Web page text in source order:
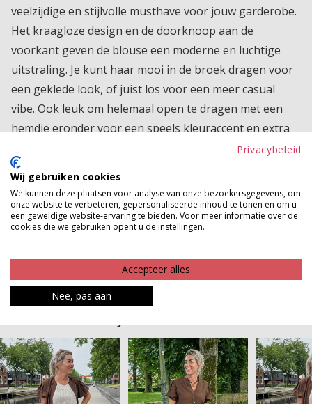
veelzijdige en stijlvolle musthave voor jouw garderobe.
Het kraagloze design en de doorknoop aan de
voorkant geven de blouse een moderne en luchtige
uitstraling. Je kunt haar mooi in de broek dragen voor
een geklede look, of juist los voor een meer casual
vibe. Ook leuk om helemaal open te dragen met een
hemdje eronder voor een speels kleuraccent en extra
stylingmogelijkheden. De korte poffende mouwtjes
zorgen voor een vrouwelijke en trendy touch die de
blouse nét dat beetje extra geeft. Perfect te
combineren met de rest van de mix and match serie
voor eindeloos veel outfits
Product kenmerken
Betaalinformatie
Privacybeleid
Wij gebruiken cookies
We kunnen deze plaatsen voor analyse van onze bezoekersgegevens, om
onze website te verbeteren, gepersonaliseerde inhoud te tonen en om u
een geweldige website-ervaring te bieden. Voor meer informatie over de
cookies die we gebruiken opent u de instellingen.
Accepteer alles
Nee, pas aan